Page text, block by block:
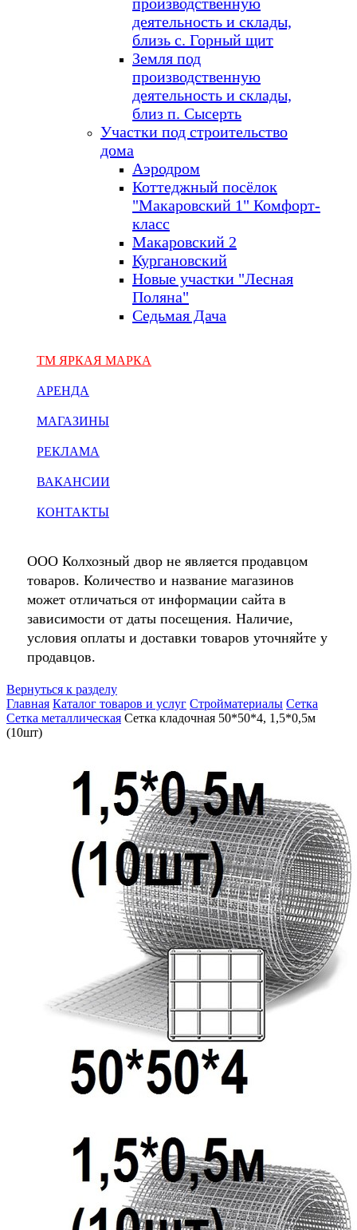
деятельность и склады,
близь с. Горный щит
Земля под
производственную
деятельность и склады,
близ п. Сысерть
Участки под строительство
дома
Аэродром
Коттеджный посёлок
"Макаровский 1" Комфорт-
класс
Макаровский 2
Кургановский
Новые участки "Лесная
Поляна"
Седьмая Дача
ТМ ЯРКАЯ МАРКА
АРЕНДА
МАГАЗИНЫ
РЕКЛАМА
ВАКАНСИИ
КОНТАКТЫ
ООО Колхозный двор не является продавцом
товаров. Количество и название магазинов
может отличаться от информации сайта в
зависимости от даты посещения. Наличие,
условия оплаты и доставки товаров уточняйте у
продавцов.
Вернуться к разделу
Главная Каталог товаров и услуг Стройматериалы Сетка
Сетка металлическая Сетка кладочная 50*50*4, 1,5*0,5м
(10шт)